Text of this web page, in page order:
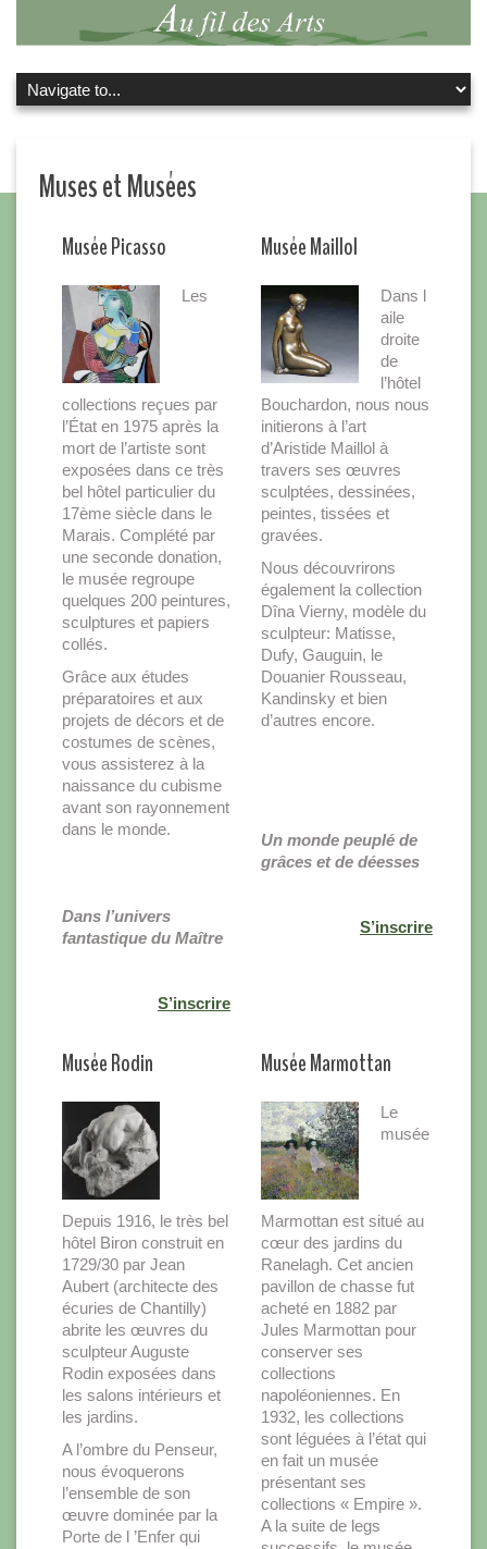
Muses et Musées
Musée Picasso Musée Maillol
Les
collections reçues par
l’État en 1975 après la
mort de l’artiste sont
exposées dans ce très
bel hôtel particulier du
17ème siècle dans le
Marais. Complété par
une seconde donation,
le musée regroupe
quelques 200 peintures,
sculptures et papiers
collés.
Grâce aux études
préparatoires et aux
projets de décors et de
costumes de scènes,
vous assisterez à la
naissance du cubisme
avant son rayonnement
dans le monde.
Dans l’univers
fantastique du Maître
S’inscrire
Dans l
aile
droite
de
l’hôtel
Bouchardon, nous nous
initierons à l’art
d’Aristide Maillol à
travers ses œuvres
sculptées, dessinées,
peintes, tissées et
gravées.
Nous découvrirons
également la collection
Dîna Vierny, modèle du
sculpteur: Matisse,
Dufy, Gauguin, le
Douanier Rousseau,
Kandinsky et bien
d’autres encore.
Un monde peuplé de
grâces et de déesses
S’inscrire
Musée Rodin Musée Marmottan
Depuis 1916, le très bel
hôtel Biron construit en
1729/30 par Jean
Aubert (architecte des
écuries de Chantilly)
abrite les œuvres du
sculpteur Auguste
Rodin exposées dans
les salons intérieurs et
les jardins.
A l’ombre du Penseur,
nous évoquerons
l’ensemble de son
œuvre dominée par la
Porte de l ’Enfer qui
Le
musée
Marmottan est situé au
cœur des jardins du
Ranelagh. Cet ancien
pavillon de chasse fut
acheté en 1882 par
Jules Marmottan pour
conserver ses
collections
napoléoniennes. En
1932, les collections
sont léguées à l’état qui
en fait un musée
présentant ses
collections « Empire ».
A la suite de legs